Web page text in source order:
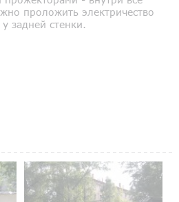
проложить электричество
задней стенки.